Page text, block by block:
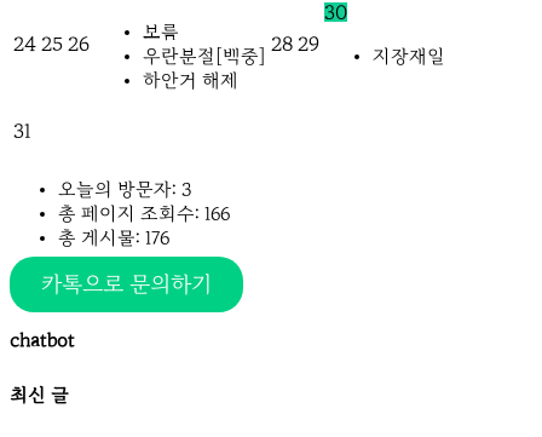
24 25 26
보름
우란분절[백중]
하안거 해제
28 29
30
지장재일
31
오늘의 방문자: 3
총 페이지 조회수: 166
총 게시물: 176
카톡으로 문의하기
chatbot
최신 글